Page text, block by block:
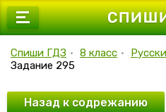
7 класс
9 класс
10 класс
Спиши ГДЗ • 8 класс •
Задание 295
Назад к содрежанию